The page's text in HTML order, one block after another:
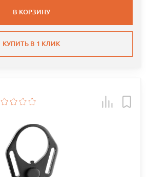
В КОРЗИНУ
КУПИТЬ В 1 КЛИК